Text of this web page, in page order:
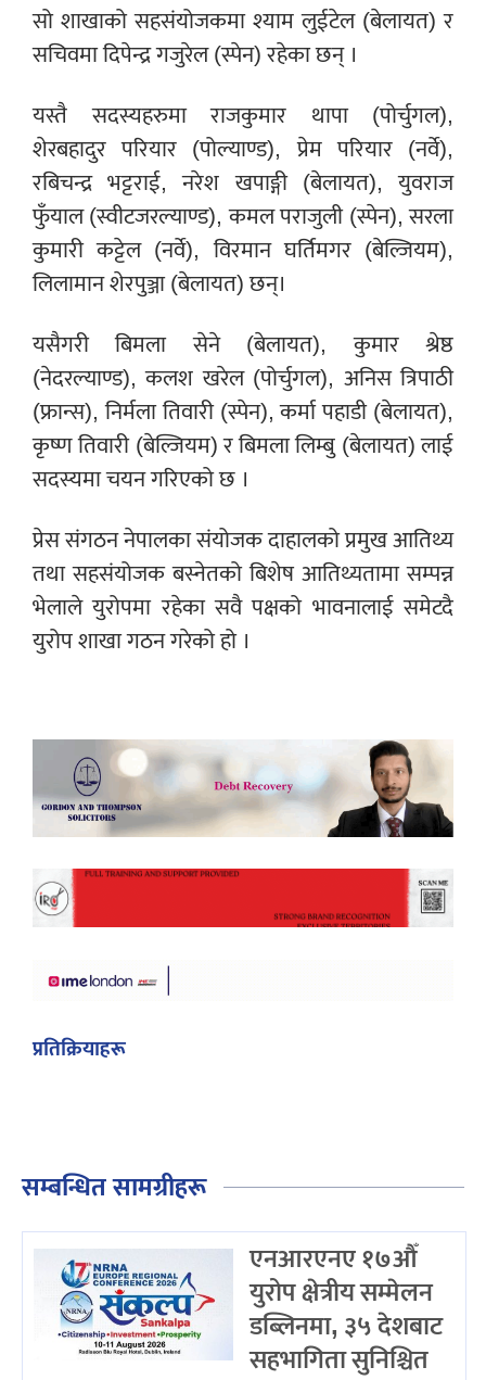
सो शाखाको सहसंयोजकमा श्याम लुईटेल (बेलायत) र
सचिवमा दिपेन्द्र गजुरेल (स्पेन) रहेका छन् ।
यस्तै सदस्यहरुमा राजकुमार थापा (पोर्चुगल),
शेरबहादुर परियार (पोल्याण्ड), प्रेम परियार (नर्वे),
रबिचन्द्र भट्टराई, नरेश खपाङ्गी (बेलायत), युवराज
फुँयाल (स्वीटजरल्याण्ड), कमल पराजुली (स्पेन), सरला
कुमारी कट्टेल (नर्वे), विरमान घर्तिमगर (बेल्जियम),
लिलामान शेरपुञ्जा (बेलायत) छन्।
यसैगरी बिमला सेने (बेलायत), कुमार श्रेष्ठ
(नेदरल्याण्ड), कलश खरेल (पोर्चुगल), अनिस त्रिपाठी
(फ्रान्स), निर्मला तिवारी (स्पेन), कर्मा पहाडी (बेलायत),
कृष्ण तिवारी (बेल्जियम) र बिमला लिम्बु (बेलायत) लाई
सदस्यमा चयन गरिएको छ ।
प्रेस संगठन नेपालका संयोजक दाहालको प्रमुख आतिथ्य
तथा सहसंयोजक बस्नेतको बिशेष आतिथ्यतामा सम्पन्न
भेलाले युरोपमा रहेका सवै पक्षको भावनालाई समेटदै
युरोप शाखा गठन गरेको हो ।
प्रतिक्रियाहरू
सम्बन्धित सामग्रीहरू
एनआरएनए १७औँ
युरोप क्षेत्रीय सम्मेलन
डब्लिनमा, ३५ देशबाट
सहभागिता सुनिश्चित